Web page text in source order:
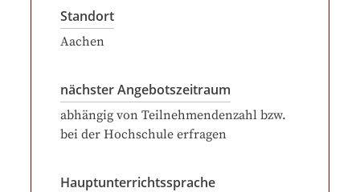
Standort
Aachen
nächster Angebotszeitraum
abhängig von Teilnehmendenzahl bzw.
bei der Hochschule erfragen
Hauptunterrichtssprache